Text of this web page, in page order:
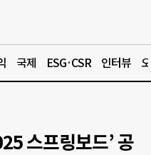
국제 ESG·CSR 인터뷰
스프링보드’ 공